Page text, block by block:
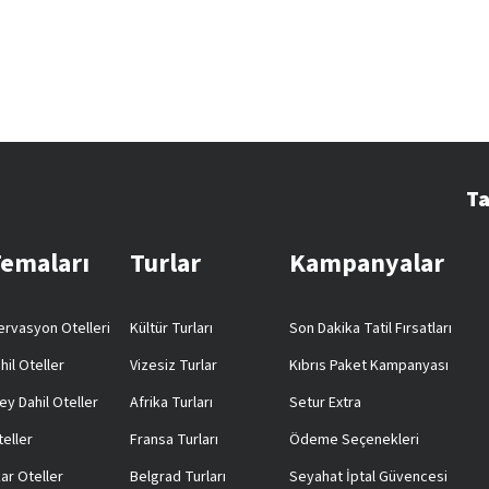
Otelleri
Oteller
Dahil Oteller
Oteller
Turlar
Kültür Turları
Vizesiz Turlar
Afrika Turları
Fransa Turları
Belgrad Turları
Kampanyalar
Son Dakika Tatil Fırsatları
Kıbrıs Paket Kampanyası
Setur Extra
Ödeme Seçenekleri
Seyahat İptal Güvencesi